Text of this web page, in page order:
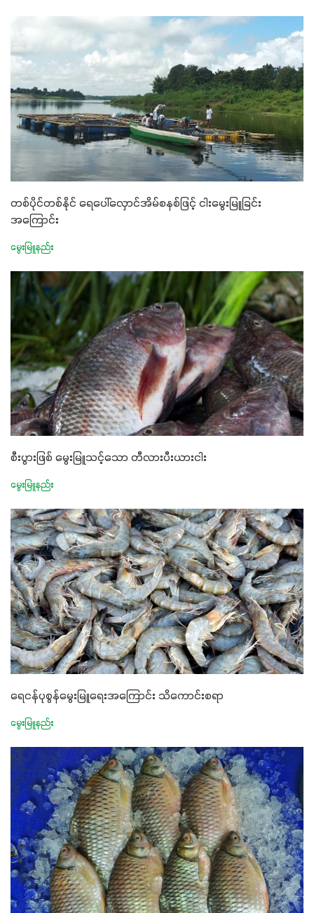
တစ်ပိုင်တစ်နိုင် ရေပေါ်လှောင်အိမ်စနစ်ဖြင့် ငါးမွေးမြူခြင်း
အကြောင်း
မွေးမြူနည်း
စီးပွားဖြစ် မွေးမြူသင့်သော တီလားပီးယားငါး
မွေးမြူနည်း
ရေငန်ပုစွန်မွေးမြူရေးအကြောင်း သိကောင်းစရာ
မွေးမြူနည်း